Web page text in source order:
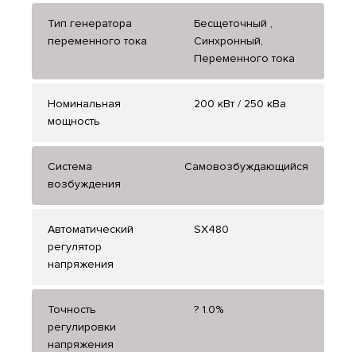
Тип генератора
переменного тока
Бесщеточный ,
Синхронный,
Переменного тока
Номинальная
мощность
200 кВт / 250 кВа
Система
возбуждения
Самовозбуждающийся
Автоматический
регулятор
напряжения
SX480
Точность
регулировки
напряжения
? 1.0%